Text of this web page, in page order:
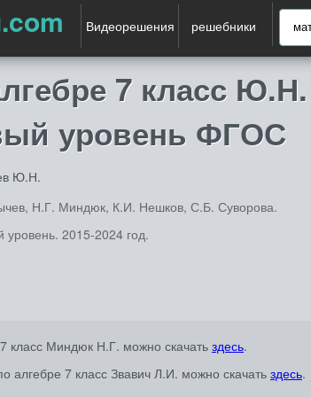
Видеорешения решебники
7 класс
уровень ФГОС
Ю.Н.
Н.Г. Миндюк, К.И. Нешков, С.Б. Суворова.
уровень. 2015-2024 год.
класс Миндюк Н.Г. можно скачать здесь.
алгебре 7 класс Звавич Л.И. можно скачать здесь.